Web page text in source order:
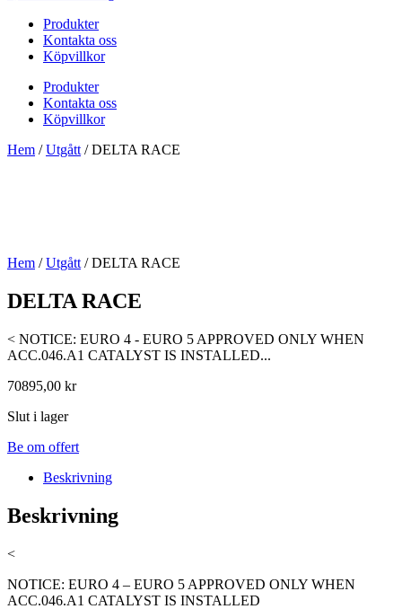
Produkter
Kontakta oss
Köpvillkor
Produkter
Kontakta oss
Köpvillkor
Hem /Utgått / DELTA RACE
Hem /Utgått / DELTA RACE
DELTA RACE
< NOTICE: EURO 4 - EURO 5 APPROVED ONLY WHEN
ACC.046.A1 CATALYST IS INSTALLED...
70895,00 kr
Slut i lager
Be om offert
Beskrivning
Beskrivning
<
NOTICE: EURO 4 – EURO 5 APPROVED ONLY WHEN
ACC.046.A1 CATALYST IS INSTALLED